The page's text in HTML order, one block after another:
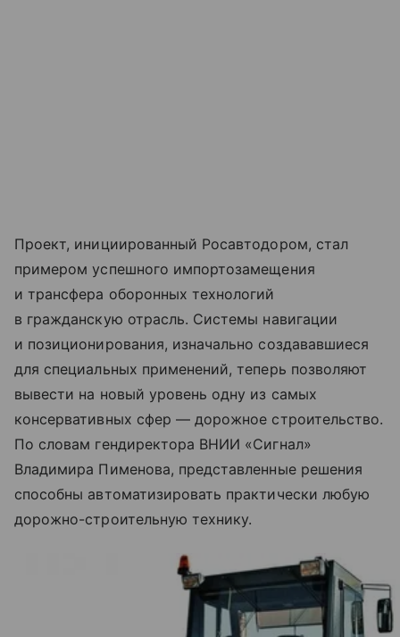
Проект, инициированный Росавтодором, стал
примером успешного импортозамещения
и трансфера оборонных технологий
в гражданскую отрасль. Системы навигации
и позиционирования, изначально создававшиеся
для специальных применений, теперь позволяют
вывести на новый уровень одну из самых
консервативных сфер — дорожное строительство.
По словам гендиректора ВНИИ «Сигнал»
Владимира Пименова, представленные решения
способны автоматизировать практически любую
дорожно-строительную технику.